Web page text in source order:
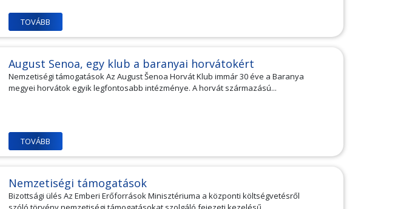
TOVÁBB
August Senoa, egy klub a baranyai horvátokért
Nemzetiségi támogatások Az August Šenoa Horvát Klub immár 30 éve a Baranya
megyei horvátok egyik legfontosabb intézménye. A horvát származású...
TOVÁBB
Nemzetiségi támogatások
Bizottsági ülés Az Emberi Erőforrások Minisztériuma a központi költségvetésről